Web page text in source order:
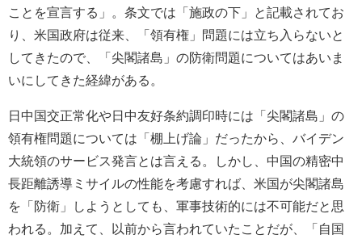
ことを宣言する」。条文では「施政の下」と記載されてお
り、米国政府は従来、「領有権」問題には立ち入らないと
してきたので、「尖閣諸島」の防衛問題についてはあいま
いにしてきた経緯がある。
日中国交正常化や日中友好条約調印時には「尖閣諸島」の
領有権問題については「棚上げ論」だったから、バイデン
大統領のサービス発言とは言える。しかし、中国の精密中
長距離誘導ミサイルの性能を考慮すれば、米国が尖閣諸島
を「防衛」しようとしても、軍事技術的には不可能だと思
われる。加えて、以前から言われていたことだが、「自国